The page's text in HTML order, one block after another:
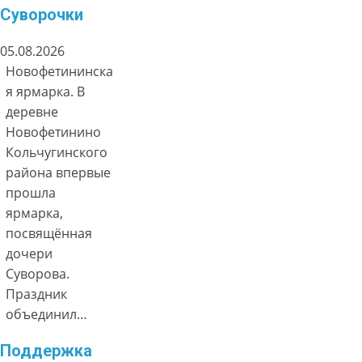
Суворочки
05.08.2026
Новофетининска
я ярмарка. В
деревне
Новофетинино
Кольчугинского
района впервые
прошла
ярмарка,
посвящённая
дочери
Суворова.
Праздник
объединил…
Поддержка